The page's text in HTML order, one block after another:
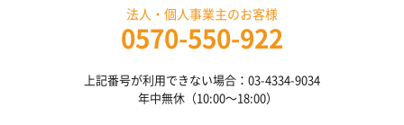
法人・個人事業主のお客様
0570-550-922
上記番号が利用できない場合：03-4334-9034
年中無休（10:00〜18:00）